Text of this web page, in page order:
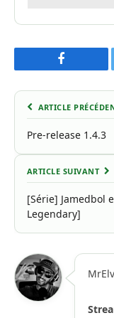
Facebook
ARTICLE
Pre-release 1.4.3
ARTICLE SUIVANT
[Série] Jamedbol
Legendary]